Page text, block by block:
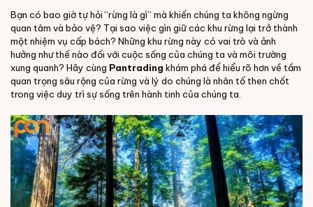
Bạn có bao giờ tự hỏi “rừng là gì” mà khiến chúng ta không ngừng
quan tâm và bảo vệ? Tại sao việc gìn giữ các khu rừng lại trở thành
một nhiệm vụ cấp bách? Những khu rừng này có vai trò và ảnh
hưởng như thế nào đối với cuộc sống của chúng ta và môi trường
xung quanh? Hãy cùng Pantrading khám phá để hiểu rõ hơn về tầm
quan trọng sâu rộng của rừng và lý do chúng là nhân tố then chốt
trong việc duy trì sự sống trên hành tinh của chúng ta.